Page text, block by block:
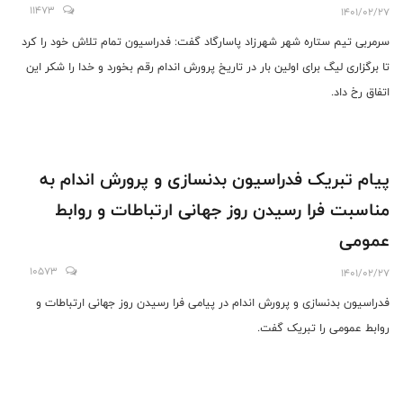
1401/02/27
11473
سرمربی تیم ستاره شهر شهرزاد پاسارگاد گفت: فدراسیون تمام تلاش خود را کرد
تا برگزاری لیگ برای اولین بار در تاریخ پرورش اندام رقم بخورد و خدا را شکر این
اتفاق رخ داد.
پیام تبریک فدراسیون بدنسازی و پرورش اندام به
مناسبت فرا رسیدن روز جهانی ارتباطات و روابط
عمومی
1401/02/27
10573
فدراسیون بدنسازی و پرورش اندام در پیامی فرا رسیدن روز جهانی ارتباطات و
روابط عمومی را تبریک گفت.